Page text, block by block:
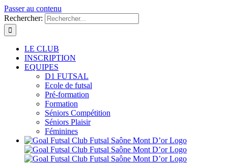
Passer au contenu
Rechercher:
LE CLUB
INSCRIPTION
EQUIPES
D1 FUTSAL
Ecole de futsal
Pré-formation
Formation
Séniors Compétition
Séniors Plaisir
Féminines